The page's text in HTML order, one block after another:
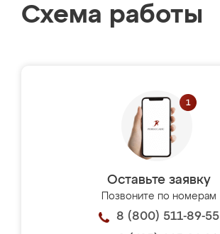
Схема работы
Оставьте заявку
Позвоните по номерам
8 (800) 511-89-55